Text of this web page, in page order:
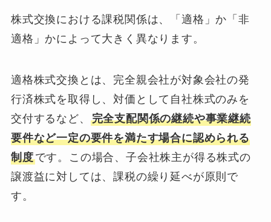
株式交換における課税関係は、「適格」か「非
適格」かによって大きく異なります。
適格株式交換とは、完全親会社が対象会社の発
行済株式を取得し、対価として自社株式のみを
交付するなど、 完全支配関係の継続や事業継続
要件など一定の要件を満たす場合に認められる
制度です。この場合、子会社株主が得る株式の
譲渡益に対しては、課税の繰り延べが原則で
す。